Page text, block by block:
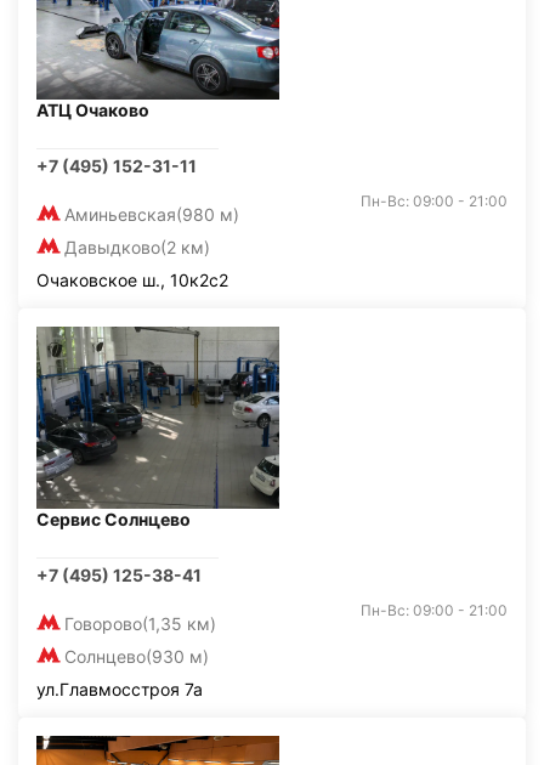
АТЦ Очаково
+7 (495) 152-31-11
Аминьевская(980 м)
Давыдково(2 км)
Пн-Вс: 09:00 - 21:00
Очаковское ш., 10к2с2
Сервис Солнцево
+7 (495) 125-38-41
Говорово(1,35 км)
Солнцево(930 м)
Пн-Вс: 09:00 - 21:00
ул.Главмосстроя 7а